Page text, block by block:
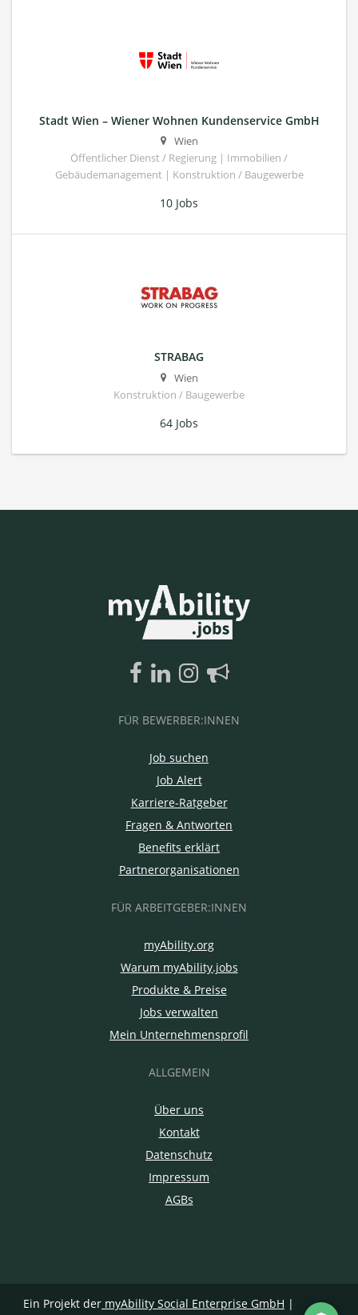
Stadt Wien – Wiener Wohnen Kundenservice GmbH
Wien
Öffentlicher Dienst / Regierung | Immobilien /
Gebäudemanagement | Konstruktion / Baugewerbe
10 Jobs
STRABAG
Wien
Konstruktion / Baugewerbe
64 Jobs
FÜR BEWERBER:INNEN
Job suchen
Job Alert
Karriere-Ratgeber
Fragen & Antworten
Benefits erklärt
Partnerorganisationen
FÜR ARBEITGEBER:INNEN
myAbility.org
Warum myAbility.jobs
Produkte & Preise
Jobs verwalten
Mein Unternehmensprofil
ALLGEMEIN
Über uns
Kontakt
Datenschutz
Impressum
AGBs
Ein Projekt der myAbility Social Enterprise GmbH |